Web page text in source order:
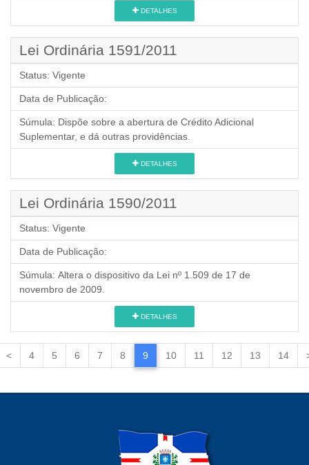
DETALHES
Lei Ordinária 1591/2011
Status: Vigente
Data de Publicação:
Súmula: Dispõe sobre a abertura de Crédito Adicional
Suplementar, e dá outras providências.
DETALHES
Lei Ordinária 1590/2011
Status: Vigente
Data de Publicação:
Súmula: Altera o dispositivo da Lei nº 1.509 de 17 de
novembro de 2009.
DETALHES
< 4 5 6 7 8 9 10 11 12 13 14